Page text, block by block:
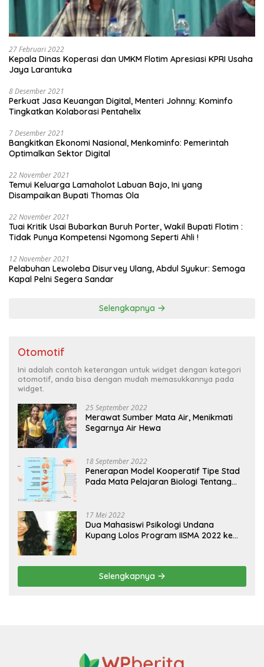
27 Februari 2022
Kepala Dinas Koperasi dan UMKM Flotim Apresiasi KPRI Usaha
Jaya Larantuka
8 Desember 2021
Perkuat Jasa Keuangan Digital, Menteri Johnny: Kominfo
Tingkatkan Kolaborasi Pentahelix
7 Desember 2021
Bangkitkan Ekonomi Nasional, Menkominfo: Pemerintah
Optimalkan Sektor Digital
22 November 2021
Temui Keluarga Lamaholot Labuan Bajo, Ini yang
Disampaikan Bupati Thomas Ola
22 November 2021
Tuai Kritik Usai Bubarkan Buruh Porter, Wakil Bupati Flotim :
Tidak Punya Kompetensi Ngomong Seperti Ahli !
12 November 2021
Pelabuhan Lewoleba Disurvey Ulang, Abdul Syukur: Semoga
Kapal Pelni Segera Sandar
Selengkapnya
Otomotif
Ini adalah contoh keterangan untuk widget dengan kategori
otomotif, anda bisa dengan mudah memasukkannya pada
widget.
25 September 2022
Merawat Sumber Mata Air, Menikmati
Segarnya Air Hewa
18 September 2022
Penerapan Model Kooperatif Tipe Stad
Pada Mata Pelajaran Biologi Tentang
17 Mei 2022
Dua Mahasiswi Psikologi Undana
Kupang Lolos Program IISMA 2022 ke
Selengkapnya